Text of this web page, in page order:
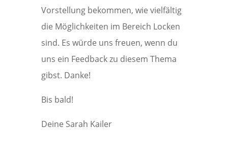
Vorstellung bekommen, wie vielfältig
die Möglichkeiten im Bereich Locken
sind. Es würde uns freuen, wenn du
uns ein Feedback zu diesem Thema
gibst. Danke!
Bis bald!
Deine Sarah Kailer